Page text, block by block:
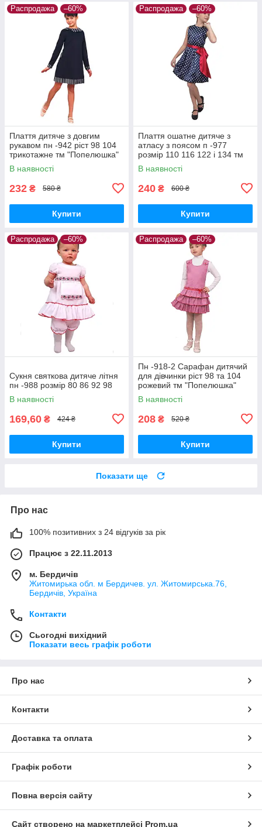
Распродажа –60%
Плаття дитяче з довгим
рукавом пн -942 ріст 98 104
трикотажне тм "Попелюшка"
В наявності
232 ₴ 580 ₴
Купити
Распродажа –60%
Плаття ошатне дитяче з
атласу з поясом п -977
розмір 110 116 122 і 134 тм
"Попелюшка"
В наявності
240 ₴ 600 ₴
Купити
Распродажа –60%
Сукня святкова дитяче літня
пн -988 розмір 80 86 92 98
В наявності
169,60 ₴ 424 ₴
Купити
Распродажа –60%
Пн -918-2 Сарафан дитячий
для дівчинки ріст 98 та 104
рожевий тм "Попелюшка"
В наявності
208 ₴ 520 ₴
Купити
Показати ще
Про нас
100% позитивних з 24 відгуків за рік
Працює з 22.11.2013
м. Бердичів
Житомирька обл. м Бердичев. ул. Житомирська.76,
Бердичів, Україна
Контакти
Сьогодні вихідний
Показати весь графік роботи
Про нас
Контакти
Доставка та оплата
Графік роботи
Повна версія сайту
Сайт створено на маркетплейсі Prom.ua